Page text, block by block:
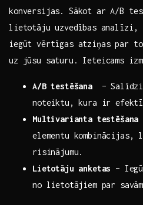
konversijas. Sākot‌ ar‌ A/B
lietotāju ⁢uzvedības
iegūt vērtīgas atziņas par
uz jūsu ‍saturu. Ieteicams
A/B testēšana –
noteiktu, kura ir
Multivarianta testēšana
elementu​
risinājumu.
Lietotāju​ anketas –
‍no lietotājiem par